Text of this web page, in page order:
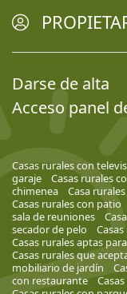
Darse de alta
Acceso panel
Casas rurales con
garaje
Casas rurales
chimenea
Casa
Casas rurales con patio
sala de reuniones
secador de pelo
Casas rurales aptas
Casas rurales que
mobiliario de jardín
con restaurante